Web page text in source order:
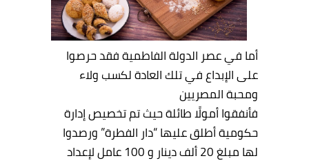
أما في عصر الدولة الفاطمية فقد حرصوا
على الإبداع في تلك العادة لكسب ولاء
ومحبة المصريين
فأنفقوا أمولًا طائلة حيث تم تخصيص إدارة
حكومية أطلق عليها “دار الفطرة” ورصدوا
لها مبلغ 20 ألف دينار و 100 عامل لإعداد